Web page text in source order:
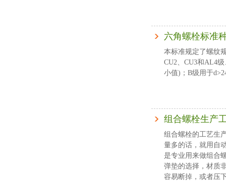
六角螺栓标准
本标准规定了螺纹
CU2、CU3和AL4
小值)；B级用于
组合螺栓生产
组合螺栓的工艺生
量多的话，就用自
是专业用来做组合
弹垫的选择，材质
容易断掉，或者压